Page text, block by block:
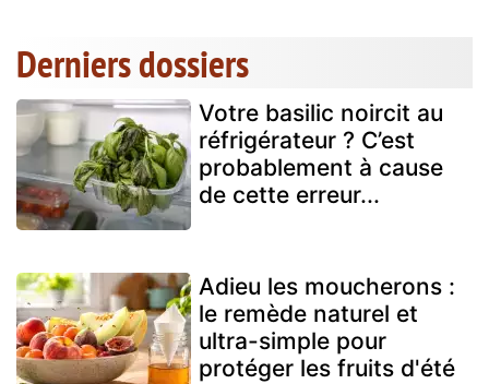
Derniers dossiers
Votre basilic noircit au
réfrigérateur ? C’est
probablement à cause
de cette erreur...
Adieu les moucherons :
le remède naturel et
ultra-simple pour
protéger les fruits d'été